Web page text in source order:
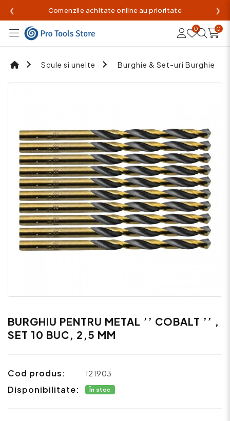
❮ Comenzile achitate online au prioritate ❯
0 0
Scule si unelte Burghie & Set-uri Burghie
BURGHIU PENTRU METAL ’’ COBALT ’’ ,
SET 10 BUC, 2,5 MM
Cod produs: 121903
Disponibilitate: În stoc